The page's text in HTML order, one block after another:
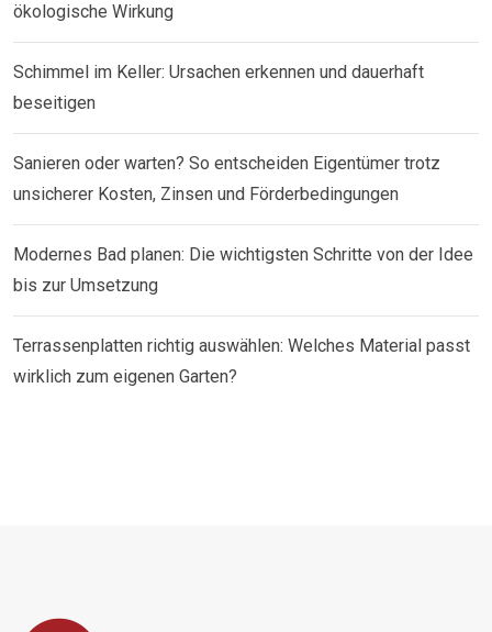
ökologische Wirkung
Schimmel im Keller: Ursachen erkennen und dauerhaft
beseitigen
Sanieren oder warten? So entscheiden Eigentümer trotz
unsicherer Kosten, Zinsen und Förderbedingungen
Modernes Bad planen: Die wichtigsten Schritte von der Idee
bis zur Umsetzung
Terrassenplatten richtig auswählen: Welches Material passt
wirklich zum eigenen Garten?